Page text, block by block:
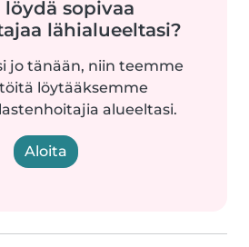
löydä sopivaa
lähialueeltasi?
jo tänään, niin teemme
löytääksemme
alueeltasi.
Aloita